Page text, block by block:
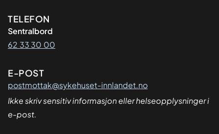
Kontaktinformasjon
TELEFON
Sentralbord
62 33 30 00
E-POST
postmottak@sykehuset-innlandet.no
Ikke skriv sensitiv informasjon eller helseopplysninger i
e-post.